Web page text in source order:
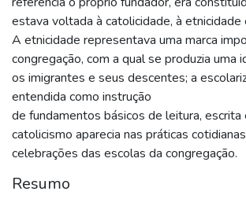
estava voltada à catolicidade, à etnicidade
A etnicidade representava uma marca
congregação, com a qual se produzia uma
os imigrantes e seus descentes; a
entendida como instrução
de fundamentos básicos de leitura, escrita
catolicismo aparecia nas práticas
celebrações das escolas da congregação.
Resumo